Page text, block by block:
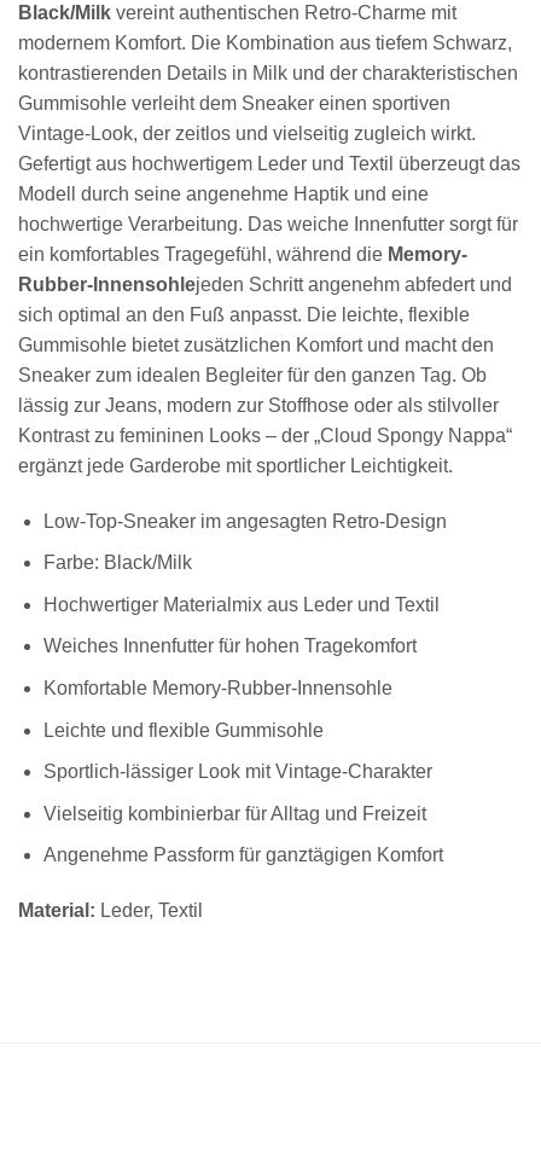
Black/Milk vereint authentischen Retro-Charme mit
modernem Komfort. Die Kombination aus tiefem Schwarz,
kontrastierenden Details in Milk und der charakteristischen
Gummisohle verleiht dem Sneaker einen sportiven
Vintage-Look, der zeitlos und vielseitig zugleich wirkt.
Gefertigt aus hochwertigem Leder und Textil überzeugt das
Modell durch seine angenehme Haptik und eine
hochwertige Verarbeitung. Das weiche Innenfutter sorgt für
ein komfortables Tragegefühl, während die Memory-
Rubber-Innensohlejeden Schritt angenehm abfedert und
sich optimal an den Fuß anpasst. Die leichte, flexible
Gummisohle bietet zusätzlichen Komfort und macht den
Sneaker zum idealen Begleiter für den ganzen Tag. Ob
lässig zur Jeans, modern zur Stoffhose oder als stilvoller
Kontrast zu femininen Looks – der „Cloud Spongy Nappa“
ergänzt jede Garderobe mit sportlicher Leichtigkeit.
Low-Top-Sneaker im angesagten Retro-Design
Farbe: Black/Milk
Hochwertiger Materialmix aus Leder und Textil
Weiches Innenfutter für hohen Tragekomfort
Komfortable Memory-Rubber-Innensohle
Leichte und flexible Gummisohle
Sportlich-lässiger Look mit Vintage-Charakter
Vielseitig kombinierbar für Alltag und Freizeit
Angenehme Passform für ganztägigen Komfort
Material: Leder, Textil